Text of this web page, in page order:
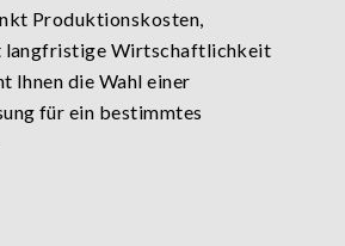
Produktionskosten,
langfristige Wirtschaftlichkeit
Ihnen die Wahl einer
für ein bestimmtes